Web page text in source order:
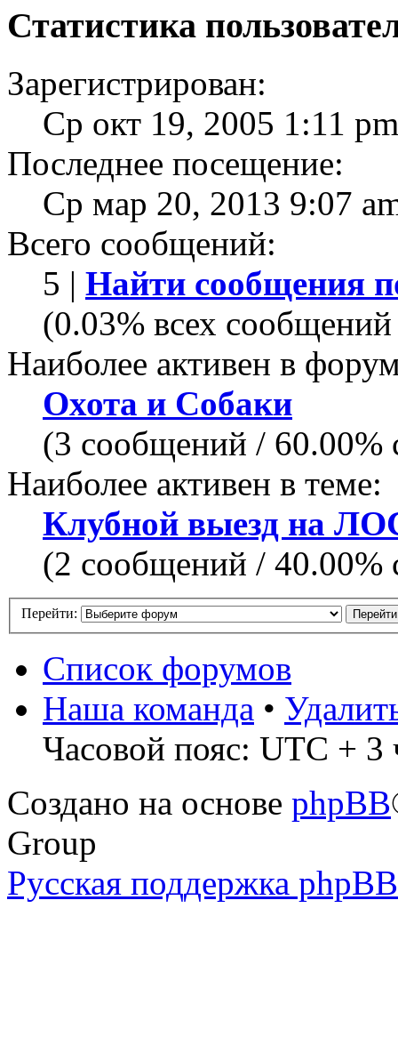
Статистика
Зарегистрирован:
Ср окт 19, 2005 1:11 pm
Последнее посещение:
Ср мар 20, 2013 9:07
Всего сообщений:
5 | Найти сообщения
(0.03% всех
Наиболее активен в
Охота и Собаки
(3 сообщений / 60.00%
Наиболее активен в теме:
Клубной выезд на
(2 сообщений / 40.00%
Перейти:
Список форумов
Наша команда •
Часовой пояс: UTC + 3
Создано на основе phpBB
Group
Русская поддержка phpBB